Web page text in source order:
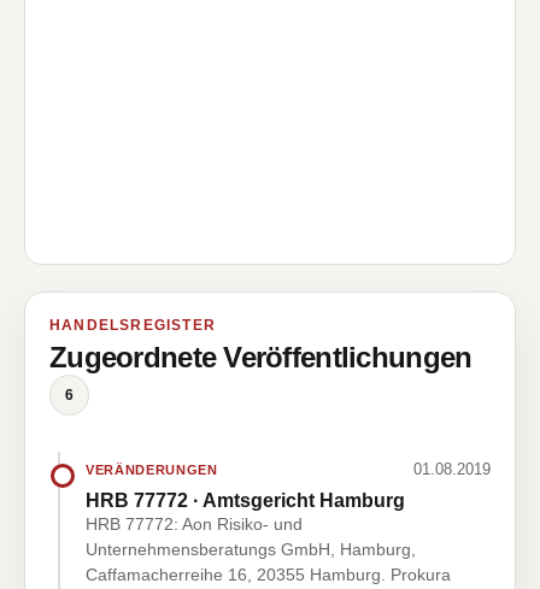
HANDELSREGISTER
Zugeordnete Veröffentlichungen
6
VERÄNDERUNGEN 01.08.2019
HRB 77772 · Amtsgericht Hamburg
HRB 77772: Aon Risiko- und
Unternehmensberatungs GmbH, Hamburg,
Caffamacherreihe 16, 20355 Hamburg. Prokura